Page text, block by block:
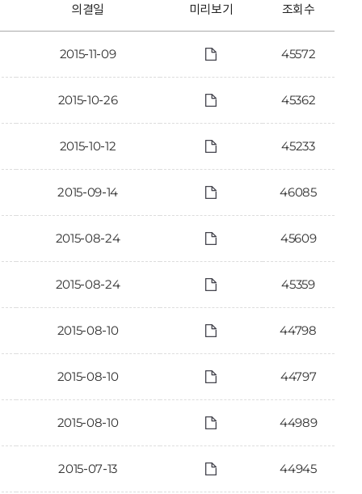
의결일 미리보기 조회수
2015-11-09 45572
2015-10-26 45362
2015-10-12 45233
2015-09-14 46085
2015-08-24 45609
2015-08-24 45359
2015-08-10 44798
2015-08-10 44797
2015-08-10 44989
2015-07-13 44945